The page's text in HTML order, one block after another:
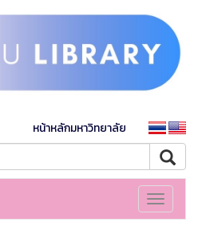
หน้าหลักมหาวิทยาลัย
Toggle